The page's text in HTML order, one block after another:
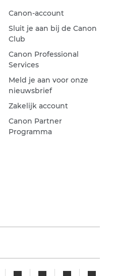
Canon-account
Sluit je aan bij de Canon
Club
Canon Professional
Services
Meld je aan voor onze
nieuwsbrief
Zakelijk account
Canon Partner
Programma